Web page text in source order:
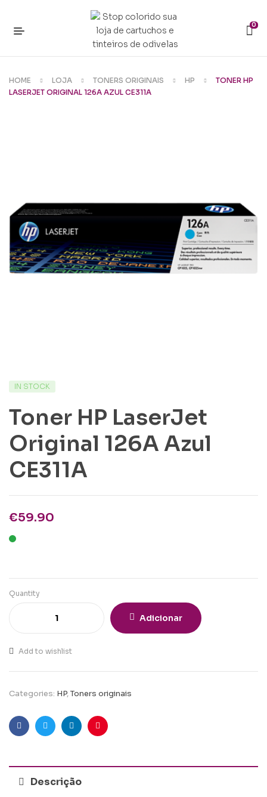
0
HOME LOJA TONERS ORIGINAIS HP
TONER HP
LASERJET ORIGINAL 126A AZUL CE311A
IN STOCK
Toner HP LaserJet
Original 126A Azul
CE311A
€59.90
Quantity
Adicionar
Add to wishlist
Categories: HP,Toners originais
FacebookTwitterLinkedinPinterest
Descrição